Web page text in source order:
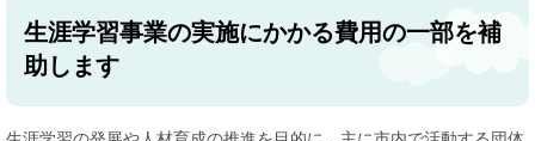
生涯学習事業の実施にかかる費用の一部を補
助します